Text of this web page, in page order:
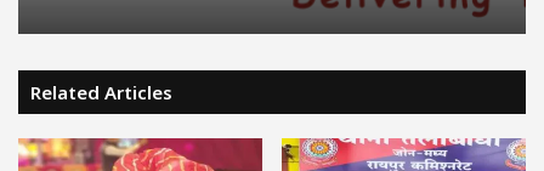
Related Articles